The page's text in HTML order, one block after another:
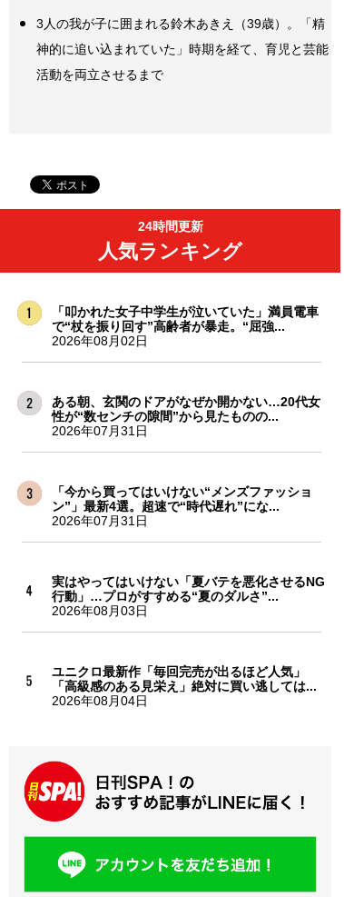
3人の我が子に囲まれる鈴木あきえ（39歳）。「精
神的に追い込まれていた」時期を経て、育児と芸能
活動を両立させるまで
24時間更新
人気ランキング
「叩かれた女子中学生が泣いていた」満員電車
で“杖を振り回す”高齢者が暴走。“屈強...
2026年08月02日
ある朝、玄関のドアがなぜか開かない…20代女
性が“数センチの隙間”から見たものの...
2026年07月31日
「今から買ってはいけない“メンズファッショ
ン”」最新4選。超速で“時代遅れ”にな...
2026年07月31日
実はやってはいけない「夏バテを悪化させるNG
行動」…プロがすすめる“夏のダルさ”...
2026年08月03日
ユニクロ最新作「毎回完売が出るほど人気」
「高級感のある見栄え」絶対に買い逃しては...
2026年08月04日